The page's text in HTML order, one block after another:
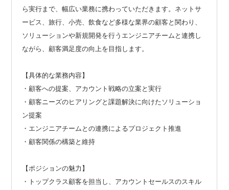
ら実行まで、幅広い業務に携わっていただきます。ネットサ
ービス、旅行、小売、飲食など多様な業界の顧客と関わり、
ソリューションや新規開発を行うエンジニアチームと連携し
ながら、顧客満足度の向上を目指します。
【具体的な業務内容】
・顧客への提案、アカウント戦略の立案と実行
・顧客ニーズのヒアリングと課題解決に向けたソリューショ
ン提案
・エンジニアチームとの連携によるプロジェクト推進
・顧客関係の構築と維持
【ポジションの魅力】
・トップクラス顧客を担当し、アカウントセールスのスキル